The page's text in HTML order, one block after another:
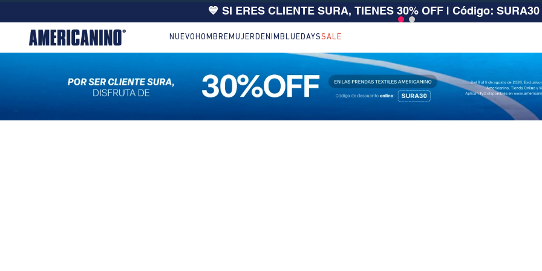
💙 SI ERES CLIENTE SURA, TIENES 30% OFF | Código: SURA30
NUEVO HOMBRE MUJER DENIM BLUEDAYSSALE